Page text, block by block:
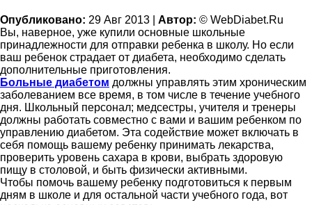
Опубликовано: 29 Авг 2013 | Автор: © WebDiabet.Ru
Вы, наверное, уже купили основные школьные
принадлежности для отправки ребенка в школу. Но если
ваш ребенок страдает от диабета, необходимо сделать
дополнительные приготовления.
Больные диабетом должны управлять этим хроническим
заболеванием все время, в том числе в течение учебного
дня. Школьный персонал; медсестры, учителя и тренеры
должны работать совместно с вами и вашим ребенком по
управлению диабетом. Эта содействие может включать в
себя помощь вашему ребенку принимать лекарства,
проверить уровень сахара в крови, выбрать здоровую
пищу в столовой, и быть физически активными.
Чтобы помочь вашему ребенку подготовиться к первым
дням в школе и для остальной части учебного года, вот